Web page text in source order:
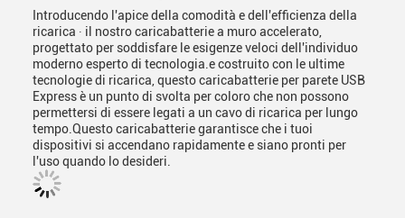
Introducendo l'apice della comodità e dell'efficienza della
ricarica ∙ il nostro caricabatterie a muro accelerato,
progettato per soddisfare le esigenze veloci dell'individuo
moderno esperto di tecnologia.e costruito con le ultime
tecnologie di ricarica, questo caricabatterie per parete USB
Express è un punto di svolta per coloro che non possono
permettersi di essere legati a un cavo di ricarica per lungo
tempo.Questo caricabatterie garantisce che i tuoi
dispositivi si accendano rapidamente e siano pronti per
l'uso quando lo desideri.